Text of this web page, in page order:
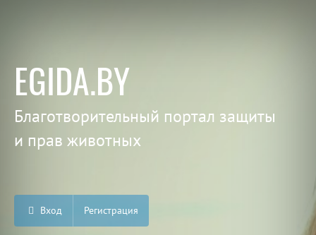
EGIDA.BY
Благотворительный портал защиты
и прав животных
Вход Регистрация